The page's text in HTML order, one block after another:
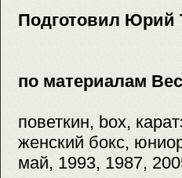
Подготовил Юрий
по материалам
поветкин, box,
женский бокс,
май, 1993, 1987,